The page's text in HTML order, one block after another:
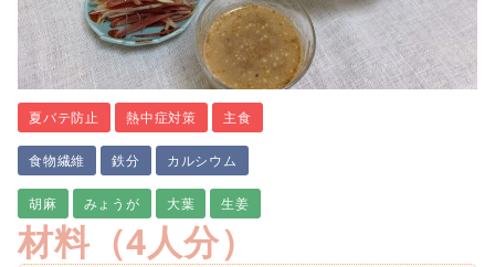
夏バテ防止 熱中症対策 主食
食物繊維 鉄分 カルシウム
胡麻 みょうが 大葉 生姜
材料（4人分）